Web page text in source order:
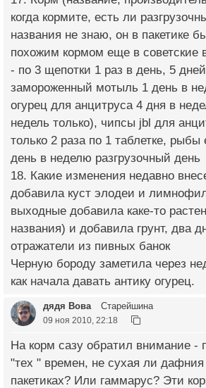
когда кормите, есть ли
названия не знаю, он в пакетике
похожим кормом еще в советские
- по 3 щепотки 1 раз в день, 5
замороженный мотыль 1 день в
огурец для анцитруса 4 дня в
недель только), чипсы jbl для
только 2 раза по 1 таблетке,
день в неделю разгрузочный день
18. Какие изменения недавно
добавила куст элодеи и
выходные добавила каке-то
названия) и добавила грунт, два
отражатели из пивных банок
Черную бороду заметила через
как начала давать антику огурец.
дядя Вова Старейшина
09 ноя 2010, 22:18
На корм сазу обратил внимание -
"тех " времен, не сухая ли дафния
пакетиках? Или гаммарус? Эти